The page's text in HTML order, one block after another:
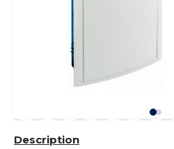
Description